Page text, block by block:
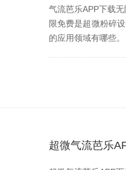
气流芭乐APP下载无
限免费是超微粉碎设
的应用领域有哪些
超微气流芭乐